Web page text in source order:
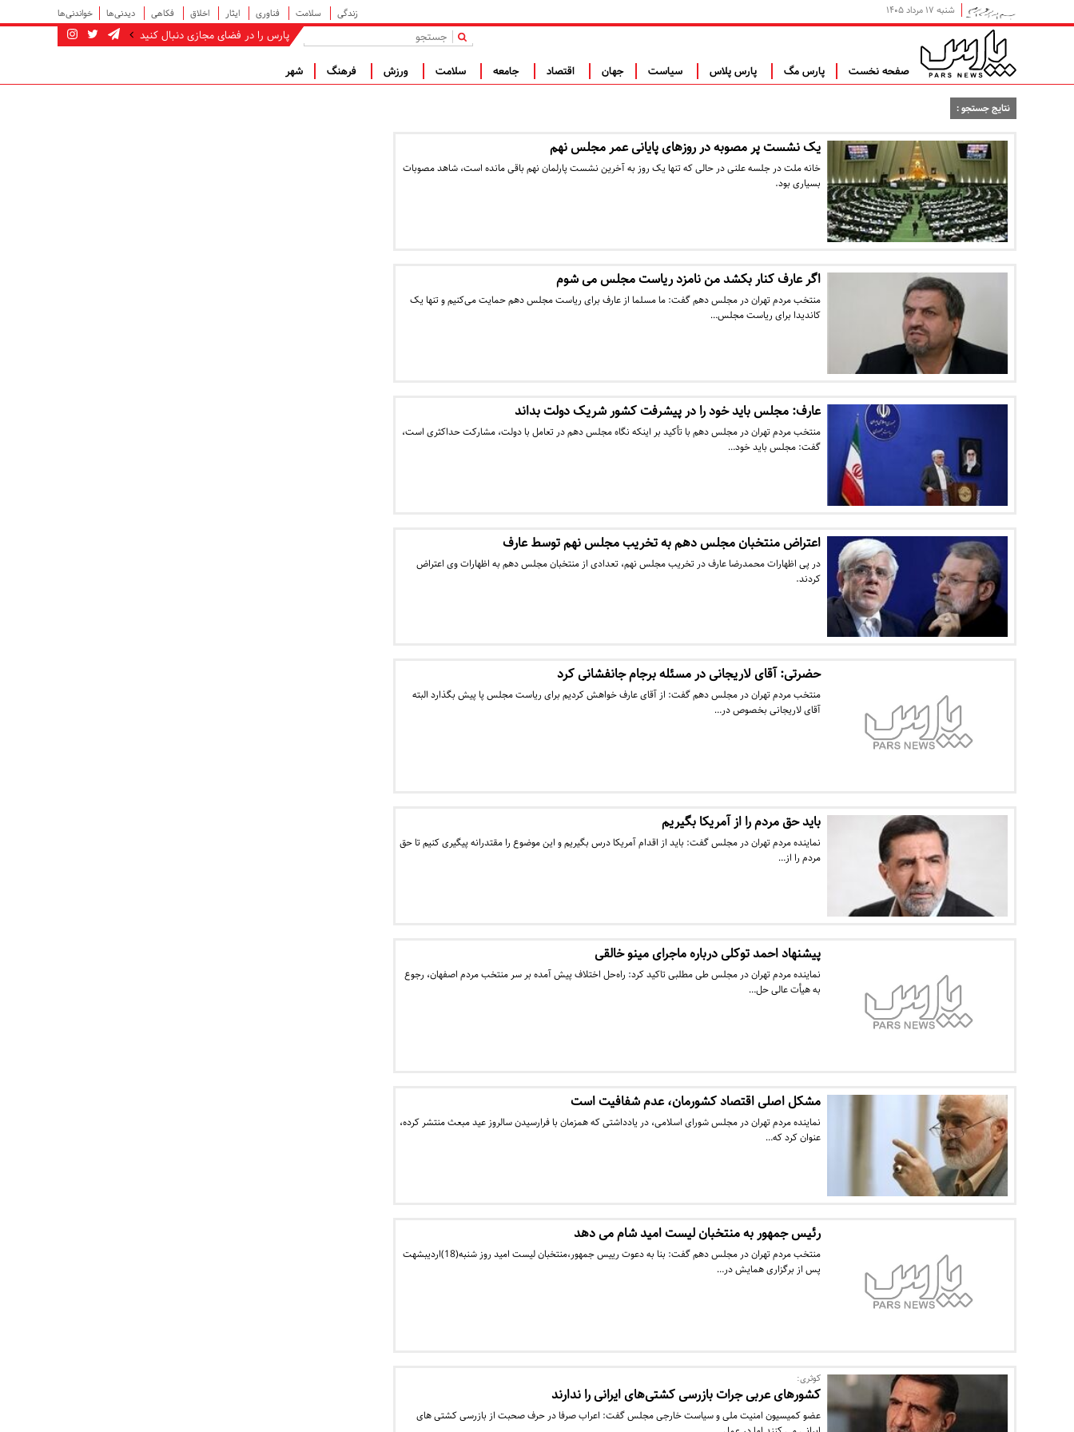
شنبه ۱۷ مرداد ۱۴۰۵ زندگی سلامت فناوری ایثار اخلاق فکاهی دیدنی‌ها خواندنی‌ها
پارس را در فضای مجازی دنبال کنید |
صفحه نخست پارس مگ پارس پلاس سیاست جهان اقتصاد جامعه سلامت ورزش فرهنگ شهر
نتایج جستجو :
یک نشست پر مصوبه در روزهای پایانی عمر مجلس نهم
خانه ملت در جلسه علنی در حالی که تنها یک روز به آخرین نشست پارلمان نهم باقی مانده است،‌ شاهد مصوبات
بسیاری بود.
اگر عارف کنار بکشد من نامزد ریاست مجلس می شوم
منتخب مردم تهران در مجلس دهم گفت: ما مسلما از عارف برای ریاست مجلس دهم حمایت می‌کنیم و تنها یک
کاندیدا برای ریاست مجلس…
عارف: مجلس باید خود را در پیشرفت کشور شریک دولت بداند
منتخب مردم تهران در مجلس دهم با تأکید بر اینکه نگاه مجلس دهم در تعامل با دولت، مشارکت حداکثری است،
گفت: مجلس باید خود…
اعتراض منتخبان مجلس دهم به تخریب مجلس نهم توسط عارف
در پی اظهارات محمدرضا عارف در تخریب مجلس نهم، تعدادی از منتخبان مجلس دهم به اظهارات وی اعتراض
کردند.
حضرتی: آقای لاریجانی در مسئله برجام جانفشانی کرد
منتخب مردم تهران در مجلس دهم گفت: از آقای عارف خواهش کردیم برای ریاست مجلس پا پیش بگذارد البته
آقای لاریجانی بخصوص در…
باید حق مردم را از آمریکا بگیریم
نماینده مردم تهران در مجلس گفت: باید از اقدام آمریکا درس بگیریم و این موضوع را مقتدرانه پیگیری کنیم تا حق
مردم را از…
پیشنهاد احمد توکلی درباره ماجرای مینو خالقی
نماینده مردم تهران در مجلس طی مطلبی تاکید کرد: راه‌حل اختلاف پیش آمده بر سر منتخب مردم اصفهان، رجوع
به هیأت عالی حل…
مشکل اصلی اقتصاد کشورمان، عدم شفافیت است
نماینده مردم تهران در مجلس شورای اسلامی، در یادداشتی که همزمان با فرارسیدن سالروز عید مبعث منتشر کرده،
عنوان کرد که…
رئیس جمهور به منتخبان لیست امید شام می دهد
منتخب مردم تهران در مجلس دهم گفت: بنا به دعوت رییس جمهور،منتخبان لیست امید روز شنبه(18)اردیبشهت
پس از برگزاری همایش در…
کوثری:
کشورهای عربی جرات بازرسی کشتی‌های ایرانی را ندارند
عضو کمیسیون امنیت ملی و سیاست خارجی مجلس گفت: اعراب صرفا در حرف صحبت از بازرسی کشتی های